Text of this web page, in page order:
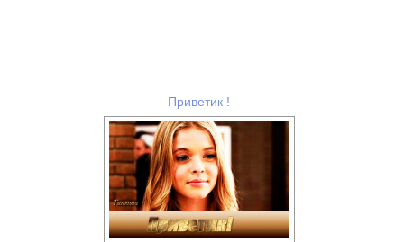
Приветик !